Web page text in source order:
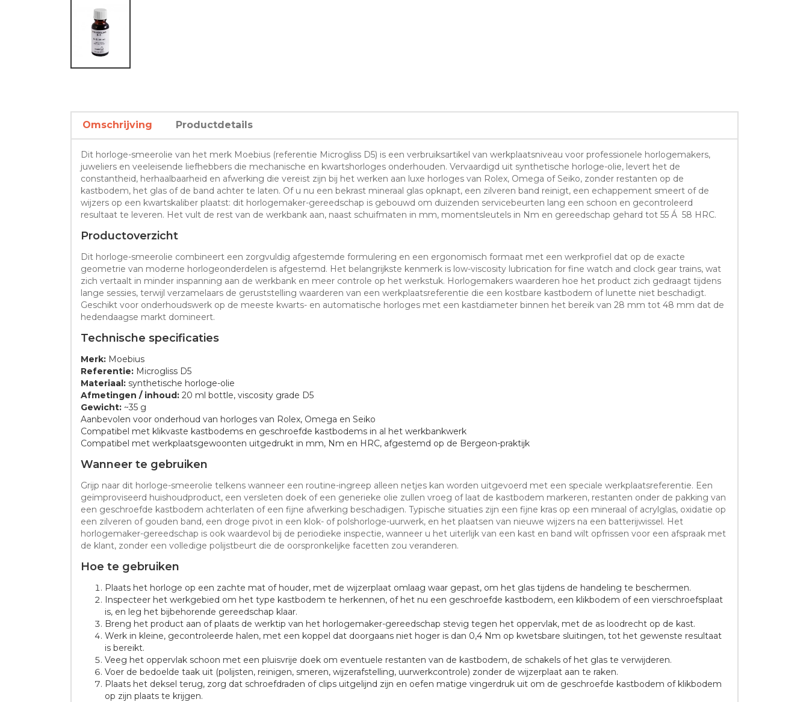
Omschrijving Productdetails
Dit horloge-smeerolie van het merk Moebius (referentie Microgliss D5) is een verbruiksartikel van werkplaatsniveau voor professionele horlogemakers,
juweliers en veeleisende liefhebbers die mechanische en kwartshorloges onderhouden. Vervaardigd uit synthetische horloge-olie, levert het de
constantheid, herhaalbaarheid en afwerking die vereist zijn bij het werken aan luxe horloges van Rolex, Omega of Seiko, zonder restanten op de
kastbodem, het glas of de band achter te laten. Of u nu een bekrast mineraal glas opknapt, een zilveren band reinigt, een echappement smeert of de
wijzers op een kwartskaliber plaatst: dit horlogemaker-gereedschap is gebouwd om duizenden servicebeurten lang een schoon en gecontroleerd
resultaat te leveren. Het vult de rest van de werkbank aan, naast schuifmaten in mm, momentsleutels in Nm en gereedschap gehard tot 55 Á 58 HRC.
Productoverzicht
Dit horloge-smeerolie combineert een zorgvuldig afgestemde formulering en een ergonomisch formaat met een werkprofiel dat op de exacte
geometrie van moderne horlogeonderdelen is afgestemd. Het belangrijkste kenmerk is low-viscosity lubrication for fine watch and clock gear trains, wat
zich vertaalt in minder inspanning aan de werkbank en meer controle op het werkstuk. Horlogemakers waarderen hoe het product zich gedraagt tijdens
lange sessies, terwijl verzamelaars de geruststelling waarderen van een werkplaatsreferentie die een kostbare kastbodem of lunette niet beschadigt.
Geschikt voor onderhoudswerk op de meeste kwarts- en automatische horloges met een kastdiameter binnen het bereik van 28 mm tot 48 mm dat de
hedendaagse markt domineert.
Technische specificaties
Merk: Moebius
Referentie: Microgliss D5
Materiaal: synthetische horloge-olie
Afmetingen / inhoud: 20 ml bottle, viscosity grade D5
Gewicht: ~35 g
Aanbevolen voor onderhoud van horloges van Rolex, Omega en Seiko
Compatibel met klikvaste kastbodems en geschroefde kastbodems in al het werkbankwerk
Compatibel met werkplaatsgewoonten uitgedrukt in mm, Nm en HRC, afgestemd op de Bergeon-praktijk
Wanneer te gebruiken
Grijp naar dit horloge-smeerolie telkens wanneer een routine-ingreep alleen netjes kan worden uitgevoerd met een speciale werkplaatsreferentie. Een
geïmproviseerd huishoudproduct, een versleten doek of een generieke olie zullen vroeg of laat de kastbodem markeren, restanten onder de pakking van
een geschroefde kastbodem achterlaten of een fijne afwerking beschadigen. Typische situaties zijn een fijne kras op een mineraal of acrylglas, oxidatie op
een zilveren of gouden band, een droge pivot in een klok- of polshorloge-uurwerk, en het plaatsen van nieuwe wijzers na een batterijwissel. Het
horlogemaker-gereedschap is ook waardevol bij de periodieke inspectie, wanneer u het uiterlijk van een kast en band wilt opfrissen voor een afspraak met
de klant, zonder een volledige polijstbeurt die de oorspronkelijke facetten zou veranderen.
Hoe te gebruiken
Plaats het horloge op een zachte mat of houder, met de wijzerplaat omlaag waar gepast, om het glas tijdens de handeling te beschermen.
Inspecteer het werkgebied om het type kastbodem te herkennen, of het nu een geschroefde kastbodem, een klikbodem of een vierschroefsplaat
is, en leg het bijbehorende gereedschap klaar.
Breng het product aan of plaats de werktip van het horlogemaker-gereedschap stevig tegen het oppervlak, met de as loodrecht op de kast.
Werk in kleine, gecontroleerde halen, met een koppel dat doorgaans niet hoger is dan 0,4 Nm op kwetsbare sluitingen, tot het gewenste resultaat
is bereikt.
Veeg het oppervlak schoon met een pluisvrije doek om eventuele restanten van de kastbodem, de schakels of het glas te verwijderen.
Voer de bedoelde taak uit (polijsten, reinigen, smeren, wijzerafstelling, uurwerkcontrole) zonder de wijzerplaat aan te raken.
Plaats het deksel terug, zorg dat schroefdraden of clips uitgelijnd zijn en oefen matige vingerdruk uit om de geschroefde kastbodem of klikbodem
op zijn plaats te krijgen.